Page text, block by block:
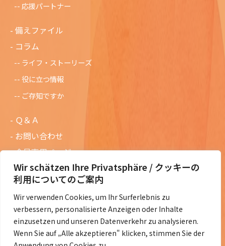
Wir schätzen Ihre Privatsphäre / クッキーの
利用についてのご案内
Wir verwenden Cookies, um Ihr Surferlebnis zu
verbessern, personalisierte Anzeigen oder Inhalte
einzusetzen und unseren Datenverkehr zu analysieren.
Wenn Sie auf „Alle akzeptieren" klicken, stimmen Sie der
応援パートナー
備えファイル
コラム
ライフ・ストーリーズ
役に立つ情報
ご存知ですか
Ｑ＆Ａ
お問い合わせ
会員専用ページ
ニュースレターバックナンバー
過去の講演資料
総会議事録
定款・会費規定など
コラムの紹介